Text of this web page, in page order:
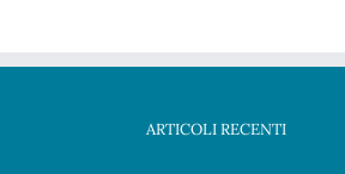
ARTICOLI RECENTI